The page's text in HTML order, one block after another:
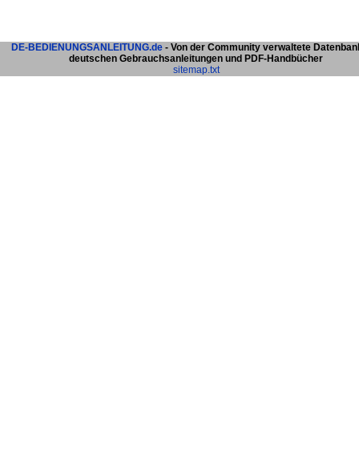
DE-BEDIENUNGSANLEITUNG.de - Von der Community verwaltete
deutschen Gebrauchsanleitungen und PDF-Handbücher
sitemap.txt